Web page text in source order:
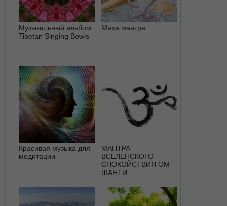
Музыкальный альбом
Tibetan Singing Bowls
Маха мантра
Красивая музыка для
медитации
МАНТРА
ВСЕЛЕНСКОГО
СПОКОЙСТВИЯ ОМ
ШАНТИ